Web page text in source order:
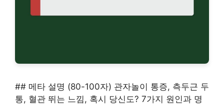
## 메타 설명 (80-100자) 관자놀이 통증, 측두근 두
통, 혈관 뛰는 느낌, 혹시 당신도? 7가지 원인과 명